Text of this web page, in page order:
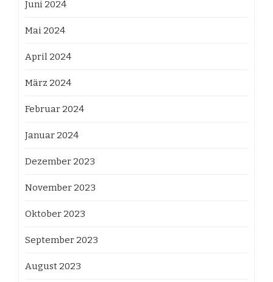
Juni 2024
Mai 2024
April 2024
März 2024
Februar 2024
Januar 2024
Dezember 2023
November 2023
Oktober 2023
September 2023
August 2023